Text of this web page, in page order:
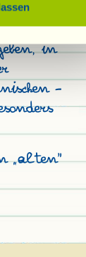
Esslöffel
in
-
„alten"